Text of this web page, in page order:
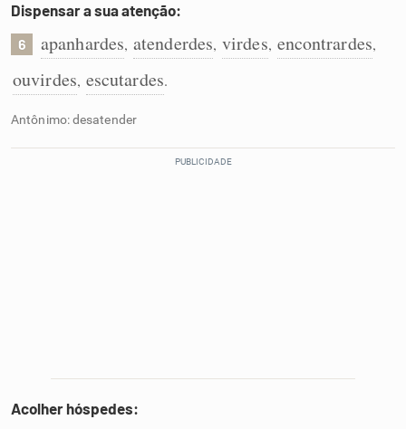
Dispensar a sua atenção:
6 apanhardes, atenderdes, virdes, encontrardes,
ouvirdes, escutardes.
Antônimo: desatender
Acolher hóspedes: